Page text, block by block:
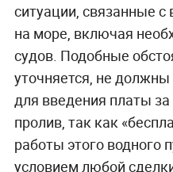
ситуации, связанные
на море, включая
судов. Подобные
уточняется, не
для введения платы
пролив, так как
работы этого водного
условием любой